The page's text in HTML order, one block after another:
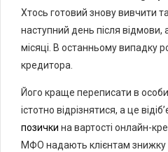
Хтось готовий знову вивчити
наступний день після відмови,
місяці. В останньому випадку
кредитора.
Його краще переписати в
істотно відрізнятися, а це
позички на вартості онлайн-
МФО надають клієнтам знижку